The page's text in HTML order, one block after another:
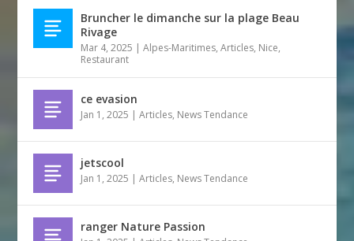
Bruncher le dimanche sur la plage Beau
Rivage
Mar 4, 2025 |Alpes-Maritimes,Articles, Nice,
Restaurant
ce evasion
Jan 1, 2025 |Articles, News Tendance
jetscool
Jan 1, 2025 |Articles, News Tendance
ranger Nature Passion